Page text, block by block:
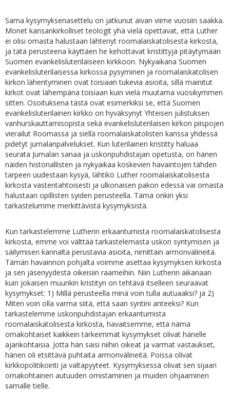
Sama kysymyksenasettelu on jatkunut aivan viime vuosiin saakka.
Monet kansankirkolliset teologit yhä vielä opettavat, että Luther
ei olisi omasta halustaan lähtenyt roomalaiskatolisesta kirkosta,
ja tätä perusteena käyttäen he kehottavat kristittyjä pitäytymään
Suomen evankelisluterilaiseen kirkkoon. Nykyaikana Suomen
evankelisluterilaisessa kirkossa pysyminen ja roomalaiskatolisen
kirkon lähentyminen ovat toisiaan tukevia asioita, sillä mainitut
kirkot ovat lähempänä toisiaan kuin vielä muutama vuosikymmen
sitten. Osoituksena tästä ovat esimerkiksi se, että Suomen
evankelisluterilainen kirkko on hyväksynyt Yhteisen julistuksen
vanhurskauttamisopista sekä evankelisluterilaisen kirkon piispojen
vierailut Roomassa ja siellä roomalaiskatolisten kanssa yhdessä
pidetyt jumalanpalvelukset. Kun luterilainen kristitty haluaa
seurata Jumalan sanaa ja uskonpuhdistajan opetusta, on hänen
näiden historiallisten ja nykyaikaa koskevien havaintojen tähden
tarpeen uudestaan kysyä, lähtikö Luther roomalaiskatolisesta
kirkosta vastentahtoisesti ja ulkonaisen pakon edessä vai omasta
halustaan opillisten syiden perusteella. Tämä onkin yksi
tarkastelumme merkittävistä kysymyksistä.
Kun tarkastelemme Lutherin erkaantumista roomalaiskatolisesta
kirkosta, emme voi välttää tarkastelemasta uskon syntymisen ja
säilymisen kannalta perustavia asioita, nimittäin armonvälineitä.
Tämän havainnon pohjalta voimme asettaa kysymyksen kirkosta
ja sen jäsenyydestä oikeisiin raameihin. Niin Lutherin aikanaan
kuin jokaisen muunkin kristityn on tehtävä itselleen seuraavat
kysymykset: 1) Millä perusteella minä voin tulla autuaaksi? ja 2)
Miten voin olla varma siitä, että saan syntini anteeksi? Kun
tarkastelemme uskonpuhdistajan erkaantumista
roomalaiskatolisesta kirkosta, havaitsemme, että nämä
omakohtaiset kaikkein tärkeimmät kysymykset olivat hänelle
ajankohtaisia. Jotta hän saisi niihin oikeat ja varmat vastaukset,
hänen oli etsittävä puhtaita armonvälineitä. Poissa olivat
kirkkopolitikointi ja valtapyyteet. Kysymyksessä olivat sen sijaan
omakohtainen autuuden omistaminen ja muiden ohjaaminen
samalle tielle.